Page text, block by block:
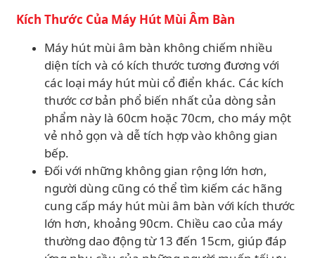
Kích Thước Của Máy Hút Mùi Âm Bàn
Máy hút mùi âm bàn không chiếm nhiều
diện tích và có kích thước tương đương với
các loại máy hút mùi cổ điển khác. Các kích
thước cơ bản phổ biến nhất của dòng sản
phẩm này là 60cm hoặc 70cm, cho máy một
vẻ nhỏ gọn và dễ tích hợp vào không gian
bếp.
Đối với những không gian rộng lớn hơn,
người dùng cũng có thể tìm kiếm các hãng
cung cấp máy hút mùi âm bàn với kích thước
lớn hơn, khoảng 90cm. Chiều cao của máy
thường dao động từ 13 đến 15cm, giúp đáp